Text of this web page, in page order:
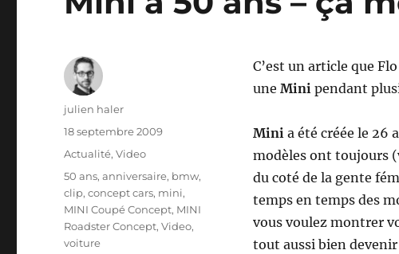
C’est un article que
une Minipendant
Minia été créée le 26
modèles ont toujours
du coté de la gente
temps en temps des
vous voulez montrer
tout aussi bien
Auteur
julien haler
Publié
18 septembre 2009
Catégories
Actualité,Video
Étiquettes
50 ans,anniversaire, bmw,
clip,concept cars, mini,
MINI Coupé Concept, MINI
Roadster Concept,Video,
voiture